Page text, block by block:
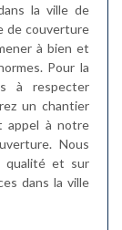
la ville de
de couverture
à bien et
Pour la
à respecter
un chantier
appel à notre
Nous
qualité et sur
dans la ville